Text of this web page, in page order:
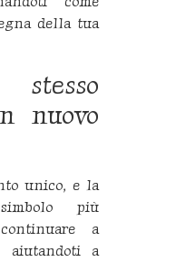
della tua
stesso
nuovo
unico, e la
più
a
aiutandoti a